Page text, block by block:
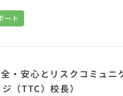
ート
・安心とリスクコミュ
（TTC）校長）